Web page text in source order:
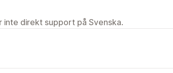
direkt support på Svenska.